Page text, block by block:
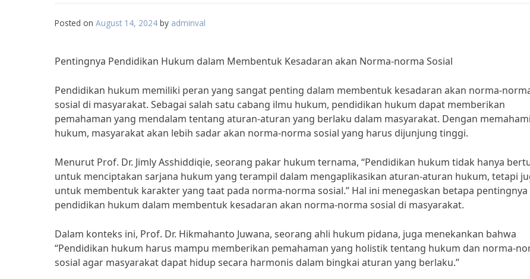
Posted on August 14, 2024 by adminval
Pentingnya Pendidikan Hukum dalam Membentuk Kesadaran akan Norma-norma Sosial
Pendidikan hukum memiliki peran yang sangat penting dalam membentuk kesadaran akan norma-
sosial di masyarakat. Sebagai salah satu cabang ilmu hukum, pendidikan hukum dapat memberikan
pemahaman yang mendalam tentang aturan-aturan yang berlaku dalam masyarakat. Dengan memahami
hukum, masyarakat akan lebih sadar akan norma-norma sosial yang harus dijunjung tinggi.
Menurut Prof. Dr. Jimly Asshiddiqie, seorang pakar hukum ternama, “Pendidikan hukum tidak hanya
untuk menciptakan sarjana hukum yang terampil dalam mengaplikasikan aturan-aturan hukum, tetapi
untuk membentuk karakter yang taat pada norma-norma sosial.” Hal ini menegaskan betapa pentingnya
pendidikan hukum dalam membentuk kesadaran akan norma-norma sosial di masyarakat.
Dalam konteks ini, Prof. Dr. Hikmahanto Juwana, seorang ahli hukum pidana, juga menekankan bahwa
“Pendidikan hukum harus mampu memberikan pemahaman yang holistik tentang hukum dan norma-
sosial agar masyarakat dapat hidup secara harmonis dalam bingkai aturan yang berlaku.”